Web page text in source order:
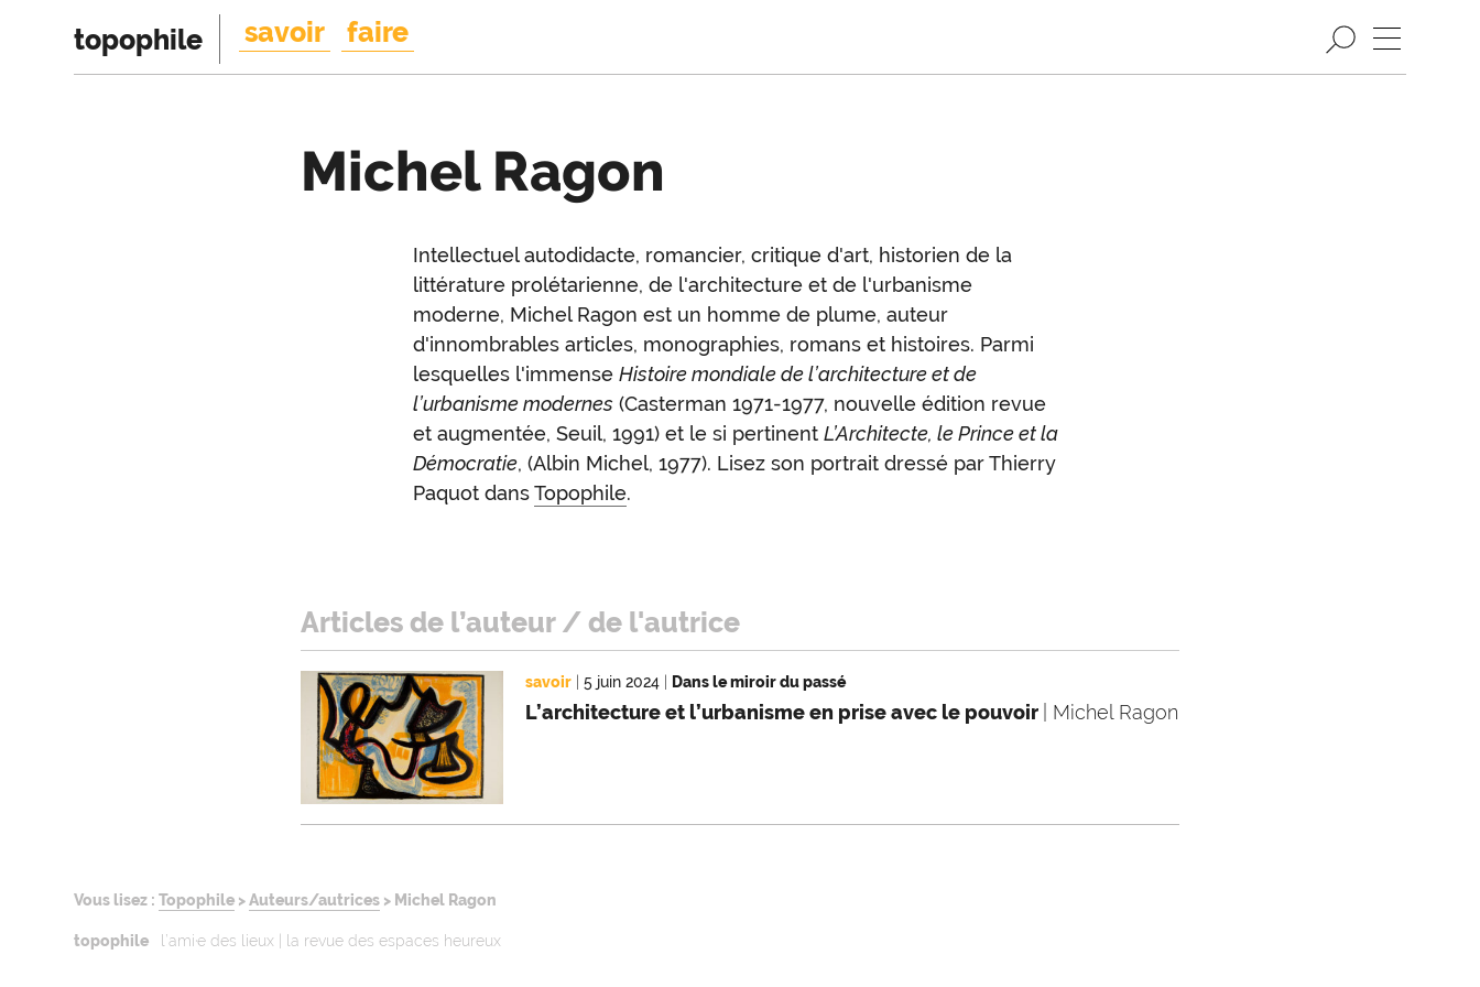
topophile savoir faire
Michel Ragon
Introduction
Introduction
Intellectuel autodidacte, romancier, critique d'art, historien de la
littérature prolétarienne, de l'architecture et de l'urbanisme
moderne, Michel Ragon est un homme de plume, auteur
d'innombrables articles, monographies, romans et histoires. Parmi
lesquelles l'immenseHistoire mondiale de l’architecture et de
l’urbanisme modernes (Casterman 1971-1977, nouvelle édition revue
et augmentée, Seuil, 1991) et le si pertinentL’Architecte, le Prince et la
Démocratie, (Albin Michel, 1977). Lisez son portrait dressé par Thierry
Paquot dansTopophile.
Articles de l’auteur / de l'autrice
savoir |5 juin 2024 Dans le miroir du passé
L’architecture et l’urbanisme en prise avec le pouvoir | Michel Ragon
Vous lisez : Topophile >Auteurs/autrices > Michel Ragon
topophile l’ami·e des lieux | la revue des espaces heureux